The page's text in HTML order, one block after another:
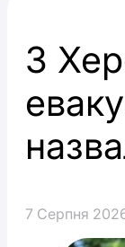
З
7 Серпня